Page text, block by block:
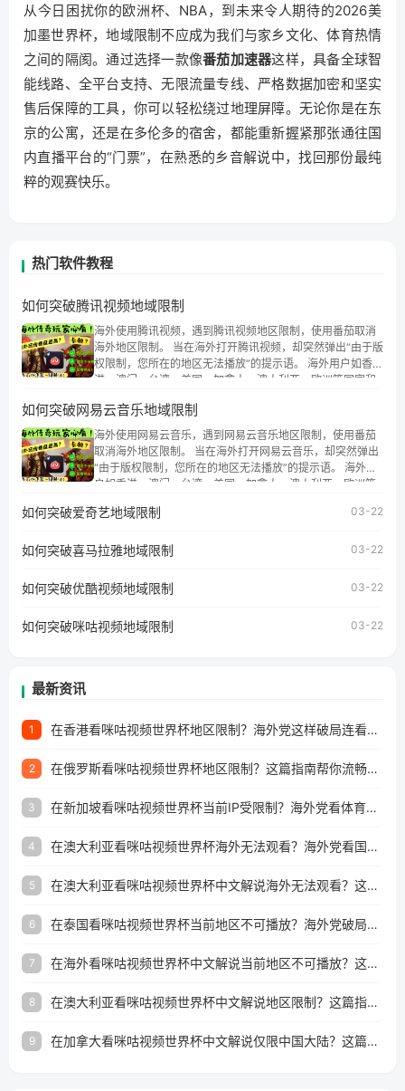
从今日困扰你的欧洲杯、NBA，到未来令人期待的2026美
加墨世界杯，地域限制不应成为我们与家乡文化、体育热情
之间的隔阂。通过选择一款像番茄加速器这样，具备全球智
能线路、全平台支持、无限流量专线、严格数据加密和坚实
售后保障的工具，你可以轻松绕过地理屏障。无论你是在东
京的公寓，还是在多伦多的宿舍，都能重新握紧那张通往国
内直播平台的“门票”，在熟悉的乡音解说中，找回那份最纯
粹的观赛快乐。
热门软件教程
如何突破腾讯视频地域限制
海外使用腾讯视频，遇到腾讯视频地区限制，使用番茄取消
海外地区限制。 当在海外打开腾讯视频，却突然弹出“由于版
权限制，您所在的地区无法播放”的提示语。 海外用户如香
港、澳门、台湾、美国、加拿大、澳大利亚、欧洲等国家和
权限制问题，且仅能在中国大陆地区播放。 遇到这个问题的
朋友们，使用番茄回国加速器，即可解决「海外用户收听腾
讯视频地区版权限制」的问题，无论人在香港、澳门、台
湾、美国、加拿大、澳大利亚、欧洲等国家和地区工作、留
学、定居等，都可以使用，不再因地区和版权限制所困扰。
如何突破网易云音乐地域限制
海外使用网易云音乐，遇到网易云音乐地区限制，使用番茄
取消海外地区限制。 当在海外打开网易云音乐，却突然弹出
“由于版权限制，您所在的地区无法播放”的提示语。 海外用
户如香港、澳门、台湾、美国、加拿大、澳大利亚、欧洲等
地区及版权限制问题，且仅能在中国大陆地区播放。 遇到这
户收听网易云音乐地区版权限制」的问题，无论人在香港、
工作、留学、定居等，都可以使用，不再因地区和版权限制
所困扰。
如何突破爱奇艺地域限制 03-22
如何突破喜马拉雅地域限制 03-22
如何突破优酷视频地域限制 03-22
如何突破咪咕视频地域限制 03-22
最新资讯
1 在香港看咪咕视频世界杯地区限制？海外党这样破局连看7天不卡顿！
2 在俄罗斯看咪咕视频世界杯地区限制？这篇指南帮你流畅看中文解说赛事
3 在新加坡看咪咕视频世界杯当前IP受限制？海外党看体育赛事的终极破局指南
4 在澳大利亚看咪咕视频世界杯海外无法观看？海外党看国内体育直播的终极解法
5 在澳大利亚看咪咕视频世界杯中文解说海外无法观看？这篇指南帮你搞定所有体育直播难题
6 在泰国看咪咕视频世界杯当前地区不可播放？海外党破局看中文解说赛事指南
7 在海外看咪咕视频世界杯中文解说当前地区不可播放？这篇指南帮你搞定所有体育赛事直播难题
8 在澳大利亚看咪咕视频世界杯中文解说地区限制？这篇指南帮你搞定海外观赛难题
9 在加拿大看咪咕视频世界杯中文解说仅限中国大陆？这篇指南帮你轻松解锁中文解说和赛事直播